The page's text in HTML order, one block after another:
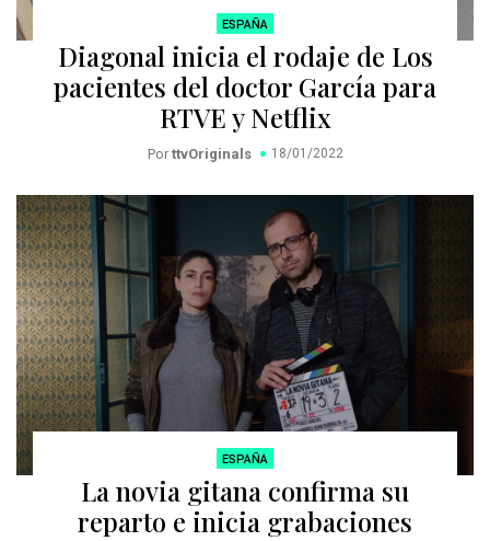
ESPAÑA
Diagonal inicia el rodaje de Los
pacientes del doctor García para
RTVE y Netflix
Por ttvOriginals 18/01/2022
ESPAÑA
La novia gitana confirma su
reparto e inicia grabaciones